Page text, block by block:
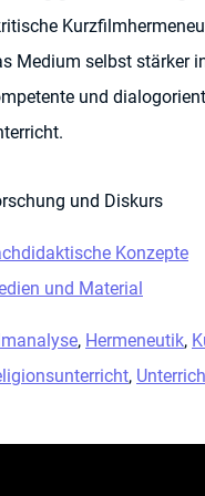
Medium selbst stärker
und
und Diskurs
Konzepte
und Material
, Hermeneutik,
,